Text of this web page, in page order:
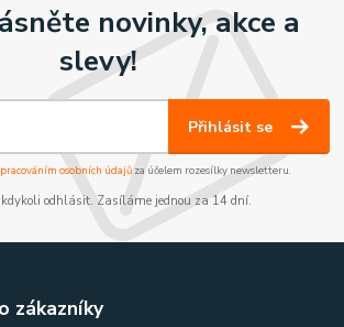
novinky, akce a
slevy!
Přihlásit se
osobních údajůza účelem rozesílky newsletteru.
kdykoli odhlásit. Zasíláme jednou za 14 dní.
zákazníky